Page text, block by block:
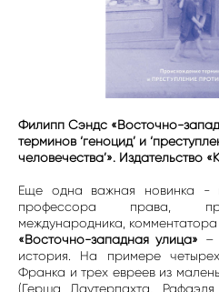
Филипп Сэндс «Восточно-
терминов ‘геноцид’ и
человечества’». Издательство
Еще одна важная новинка -
профессора права,
международника,
«Восточно-западная улица» –
история. На примере
Франка и трех евреев из
(Герша Лаутерпахта,